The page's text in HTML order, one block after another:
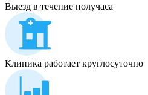
Выезд в течение получаса
Клиника работает круглосуточно